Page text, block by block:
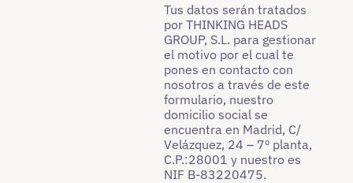
Tus datos serán tratados
por THINKING HEADS
GROUP, S.L. para gestionar
el motivo por el cual te
pones en contacto con
nosotros a través de este
formulario, nuestro
domicilio social se
encuentra en Madrid, C/
Velázquez, 24 – 7º planta,
C.P.:28001 y nuestro es
NIF B-83220475.